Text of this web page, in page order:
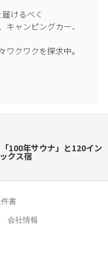
および追加の消毒・清
者の実費を全額加算い
※規約違反への緊急対
水をかける過度なロウ
わる危険があるため固
入は厳禁です。機器の
および休業補償を全額
けるべく
ャンピングカー、
クワクを探求中。
100年サウナ」と120イン
クス宿
書
会社情報